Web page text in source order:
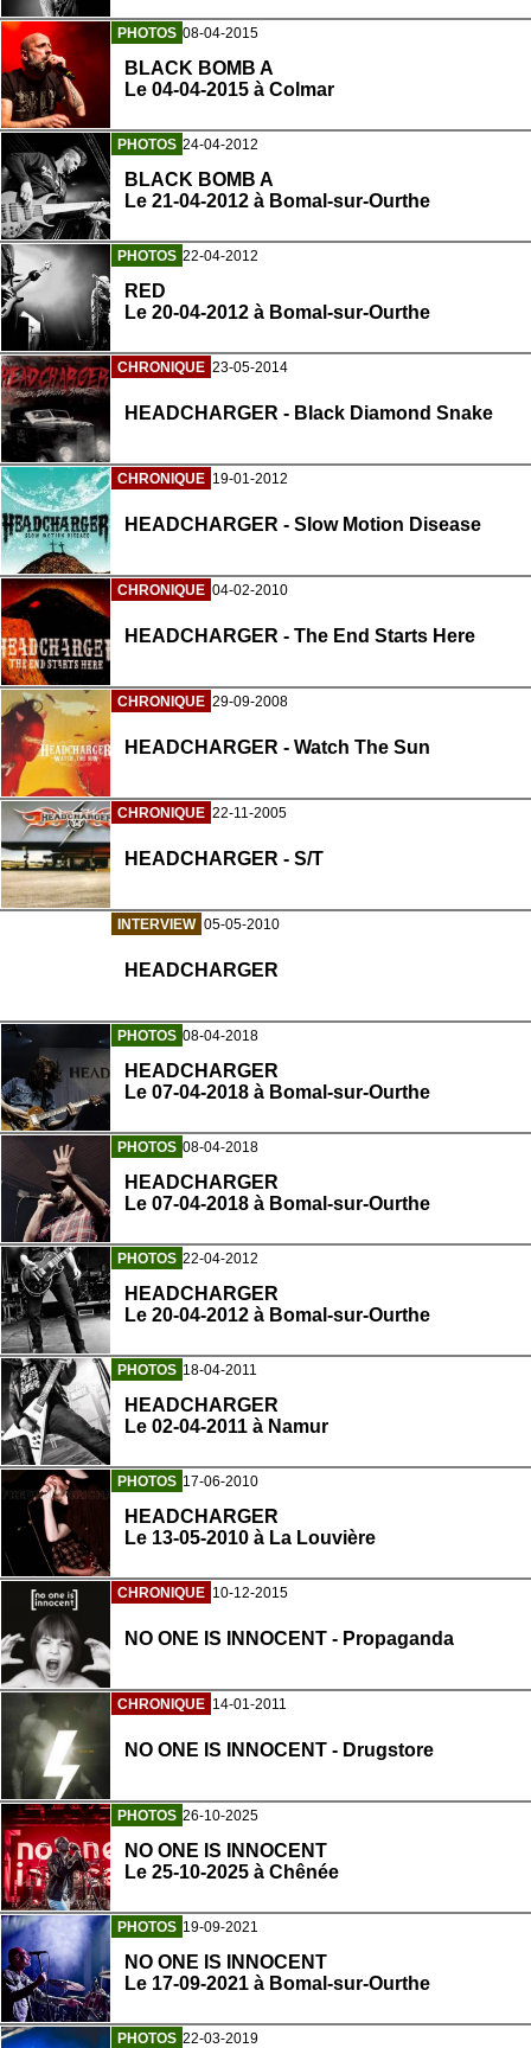
PHOTOS 08-04-2015
BLACK BOMB A
Le 04-04-2015 à Colmar
PHOTOS 24-04-2012
BLACK BOMB A
Le 21-04-2012 à Bomal-sur-Ourthe
PHOTOS 22-04-2012
RED
Le 20-04-2012 à Bomal-sur-Ourthe
CHRONIQUE 23-05-2014
HEADCHARGER - Black Diamond Snake
CHRONIQUE 19-01-2012
HEADCHARGER - Slow Motion Disease
CHRONIQUE 04-02-2010
HEADCHARGER - The End Starts Here
CHRONIQUE 29-09-2008
HEADCHARGER - Watch The Sun
CHRONIQUE 22-11-2005
HEADCHARGER - S/T
INTERVIEW 05-05-2010
HEADCHARGER
PHOTOS 08-04-2018
HEADCHARGER
Le 07-04-2018 à Bomal-sur-Ourthe
PHOTOS 08-04-2018
HEADCHARGER
Le 07-04-2018 à Bomal-sur-Ourthe
PHOTOS 22-04-2012
HEADCHARGER
Le 20-04-2012 à Bomal-sur-Ourthe
PHOTOS 18-04-2011
HEADCHARGER
Le 02-04-2011 à Namur
PHOTOS 17-06-2010
HEADCHARGER
Le 13-05-2010 à La Louvière
CHRONIQUE 10-12-2015
NO ONE IS INNOCENT - Propaganda
CHRONIQUE 14-01-2011
NO ONE IS INNOCENT - Drugstore
PHOTOS 26-10-2025
NO ONE IS INNOCENT
Le 25-10-2025 à Chênée
PHOTOS 19-09-2021
NO ONE IS INNOCENT
Le 17-09-2021 à Bomal-sur-Ourthe
PHOTOS 22-03-2019